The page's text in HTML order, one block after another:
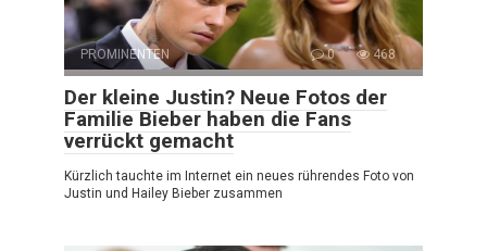
PROMINENTEN 0 468
Der kleine Justin? Neue Fotos der
Familie Bieber haben die Fans
verrückt gemacht
Kürzlich tauchte im Internet ein neues rührendes Foto von
Justin und Hailey Bieber zusammen